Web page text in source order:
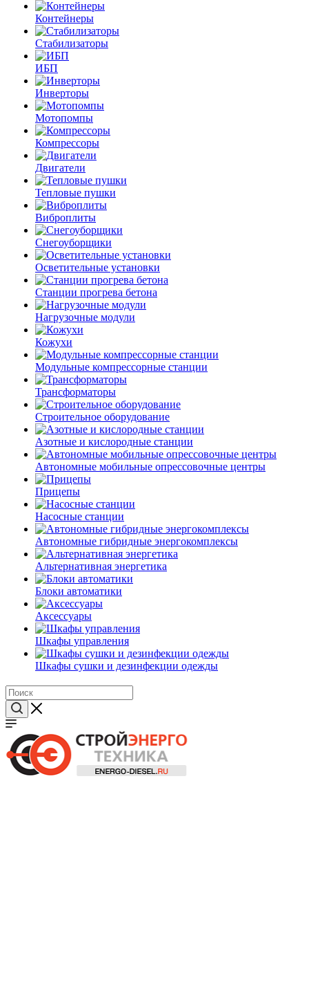
Контейнеры
Стабилизаторы
ИБП
Инверторы
Мотопомпы
Компрессоры
Двигатели
Тепловые пушки
Виброплиты
Снегоуборщики
Осветительные установки
Станции прогрева бетона
Нагрузочные модули
Кожухи
Модульные компрессорные станции
Трансформаторы
Строительное оборудование
Азотные и кислородные станции
Автономные мобильные опрессовочные центры
Прицепы
Насосные станции
Автономные гибридные энергокомплексы
Альтернативная энергетика
Блоки автоматики
Аксессуары
Шкафы управления
Шкафы сушки и дезинфекции одежды